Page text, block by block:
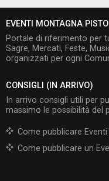
EVENTI MONTAGNA
Portale di riferimento per
Sagre, Mercati, Feste,
organizzati per ogni
CONSIGLI (IN ARRIVO)
In arrivo consigli utili per
massimo le possibilità del
Come pubblicare
Come pubblicare un